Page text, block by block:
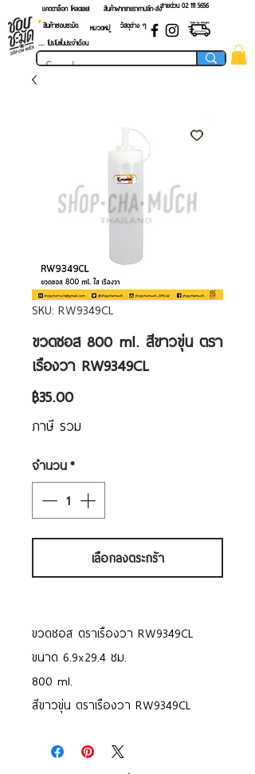
แคตตาล็อก โหลดเลย! สายด่วน 02 ​111 5656
สินค้าฝากขายราคาปลีก-ส่ง
สินค้าชอบชะมัด
หมวดหมู่
วัสดุต่าง ๆ
.... โปรโมชั่นประจำเดือน
SKU: RW9349CL
ขวดซอส 800 ml. สีขาวขุ่น ตรา
เรืองวา RW9349CL
฿35.00ราคา
ภาษี รวม
จำนวน*
เลือกลงตระกร้า
ขวดซอส ตราเรืองวา RW9349CL
ขนาด 6.9x29.4 ซม.
800 ml.
สีขาวขุ่น ตราเรืองวา RW9349CL